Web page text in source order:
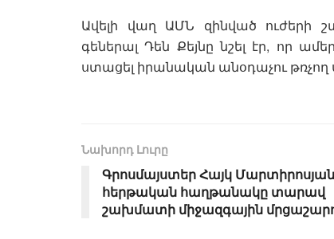
Ավելի վաղ ԱՄՆ զինված ուժերի
գեներալ Դեն Քեյնը նշել էր, որ
ստացել իրանական անօդաչու թռչող
Նախորդ Լուրը
Գրոսմայստեր Հայկ
հերթական հաղթանակը տարավ
շախմատի միջազգային